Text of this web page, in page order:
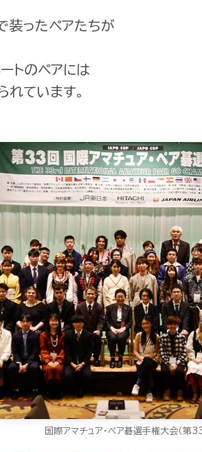
装ったペアたちが
トのペアには
れています。
国際アマチュア・ペア碁選手権大会（第